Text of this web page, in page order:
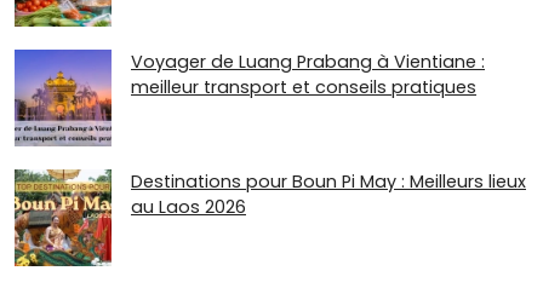
Voyager de Luang Prabang à Vientiane :
meilleur transport et conseils pratiques
Destinations pour Boun Pi May : Meilleurs lieux
au Laos 2026